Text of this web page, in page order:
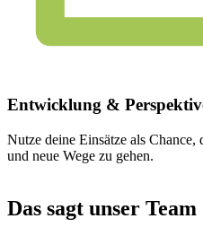
Entwicklung &
Nutze deine Einsätze als
und neue Wege zu gehen.
Das sagt unser Team